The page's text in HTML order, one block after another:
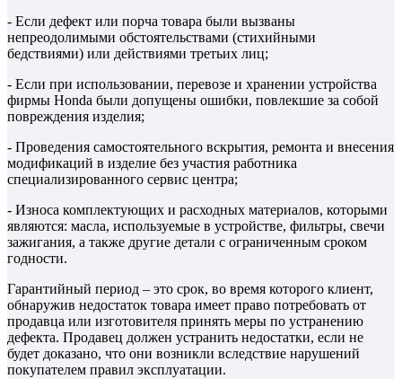
- Если дефект или порча товара были вызваны
непреодолимыми обстоятельствами (стихийными
бедствиями) или действиями третьих лиц;
- Если при использовании, перевозе и хранении устройства
фирмы Honda были допущены ошибки, повлекшие за собой
повреждения изделия;
- Проведения самостоятельного вскрытия, ремонта и внесения
модификаций в изделие без участия работника
специализированного сервис центра;
- Износа комплектующих и расходных материалов, которыми
являются: масла, используемые в устройстве, фильтры, свечи
зажигания, а также другие детали с ограниченным сроком
годности.
Гарантийный период – это срок, во время которого клиент,
обнаружив недостаток товара имеет право потребовать от
продавца или изготовителя принять меры по устранению
дефекта. Продавец должен устранить недостатки, если не
будет доказано, что они возникли вследствие нарушений
покупателем правил эксплуатации.